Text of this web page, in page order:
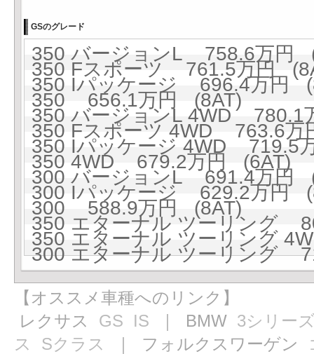
GSのグレード
350 バージョンL 758.6万円
350 Fスポーツ 761.5万円
350 Iパッケージ 696.4万円
350 656.1万円 (8AT)
350 バージョンL 4WD 780.1
350 Fスポーツ 4WD 763.6万
350 Iパッケージ 4WD 719.5
350 4WD 679.2万円 (6AT)
300 バージョンL 691.4万円
300 Iパッケージ 629.2万円
300 588.9万円 (8AT)
350 エターナル ツーリング
350 エターナル ツーリング
300 エターナル ツーリング
【オススメ車種へのリンク】
レクサス GS IS ｜ BMW 3シリー
ス
Sクラス ｜ フォルクスワーゲン